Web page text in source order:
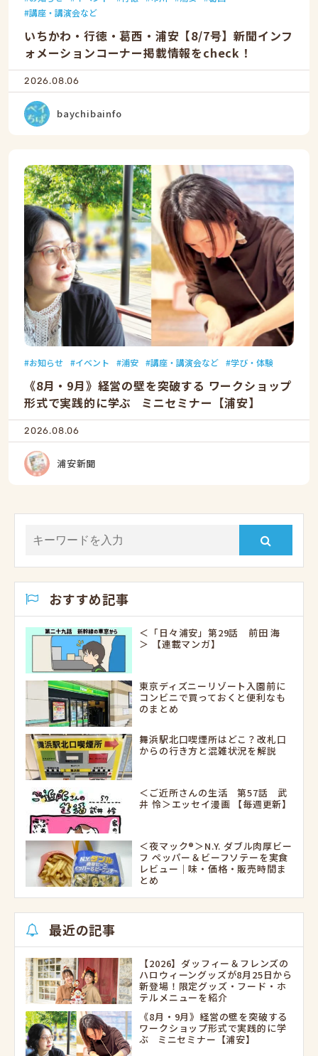
講座・講演会など
いちかわ・行徳・葛西・浦安【8/7号】新聞インフ
ォメーションコーナー掲載情報をcheck！
2026.08.06
baychibainfo
お知らせ イベント 浦安 講座・講演会など 学び・体験
《8月・9月》経営の壁を突破する ワークショップ
形式で実践的に学ぶ ミニセミナー【浦安】
2026.08.06
浦安新聞
おすすめ記事
＜「日々浦安」第29話 前田 海
＞ 【連載マンガ】
東京ディズニーリゾート入園前に
コンビニで買っておくと便利なも
のまとめ
舞浜駅北口喫煙所はどこ？改札口
からの行き方と混雑状況を解説
＜ご近所さんの生活 第57話 武
井 怜＞エッセイ漫画 【毎週更新】
＜夜マック®＞N.Y. ダブル肉厚ビー
フ ペッパー＆ビーフソテーを実食
レビュー｜味・価格・販売時間ま
とめ
最近の記事
【2026】ダッフィー＆フレンズの
ハロウィーングッズが8月25日から
新登場！限定グッズ・フード・ホ
テルメニューを紹介
《8月・9月》経営の壁を突破する
ワークショップ形式で実践的に学
ぶ ミニセミナー【浦安】